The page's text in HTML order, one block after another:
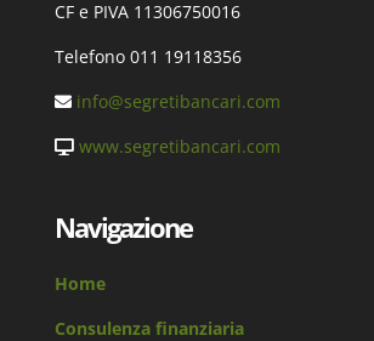
CF e PIVA 11306750016
Telefono 011 19118356
info@segretibancari.com
www.segretibancari.com
Navigazione
Home
Consulenza finanziaria